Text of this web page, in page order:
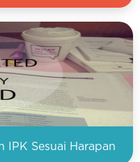
IPK Sesuai Harapan